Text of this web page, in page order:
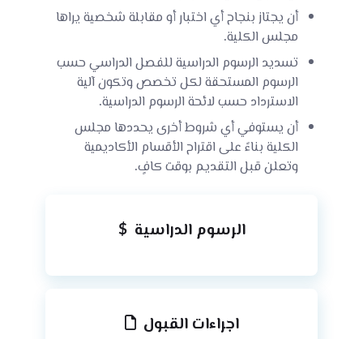
أن يجتاز بنجاح أي اختبار أو مقابلة شخصية يراها
مجلس الكلية.
تسديد الرسوم الدراسية للفصل الدراسي حسب
الرسوم المستحقة لكل تخصص وتكون آلية
الاسترداد حسب لائحة الرسوم الدراسية.
أن يستوفي أي شروط أخرى يحددها مجلس
الكلية بناءً على اقتراح الأقسام الأكاديمية
وتعلن قبل التقديم بوقت كافٍ.
الرسوم الدراسية
اجراءات القبول